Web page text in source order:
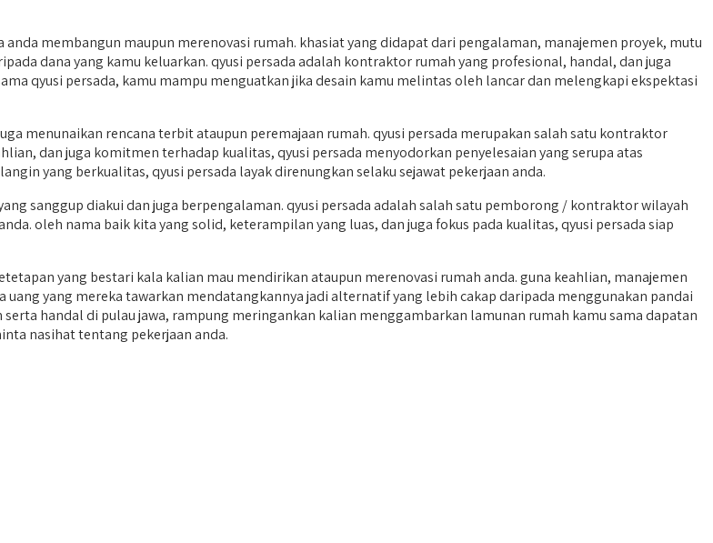
membangun maupun merenovasi rumah. khasiat yang didapat dari pengalaman, manajemen proyek, mutu
dana yang kamu keluarkan. qyusi persada adalah kontraktor rumah yang profesional, handal, dan juga
qyusi persada, kamu mampu menguatkan jika desain kamu melintas oleh lancar dan melengkapi ekspektasi
menunaikan rencana terbit ataupun peremajaan rumah. qyusi persada merupakan salah satu kontraktor
dan juga komitmen terhadap kualitas, qyusi persada menyodorkan penyelesaian yang serupa atas
yang berkualitas, qyusi persada layak direnungkan selaku sejawat pekerjaan anda.
sanggup diakui dan juga berpengalaman. qyusi persada adalah salah satu pemborong / kontraktor wilayah
oleh nama baik kita yang solid, keterampilan yang luas, dan juga fokus pada kualitas, qyusi persada siap
yang bestari kala kalian mau mendirikan ataupun merenovasi rumah anda. guna keahlian, manajemen
yang mereka tawarkan mendatangkannya jadi alternatif yang lebih cakap daripada menggunakan pandai
handal di pulau jawa, rampung meringankan kalian menggambarkan lamunan rumah kamu sama dapatan
nasihat tentang pekerjaan anda.